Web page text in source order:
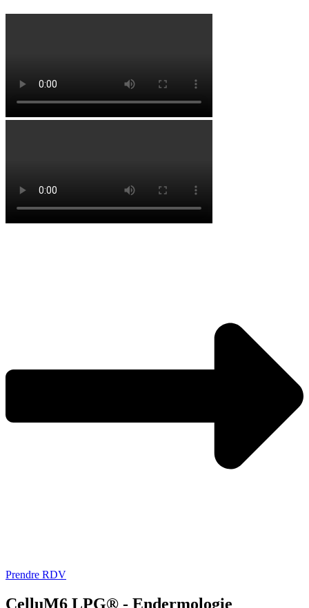
Prendre RDV
CelluM6 LPG® - Endermologie